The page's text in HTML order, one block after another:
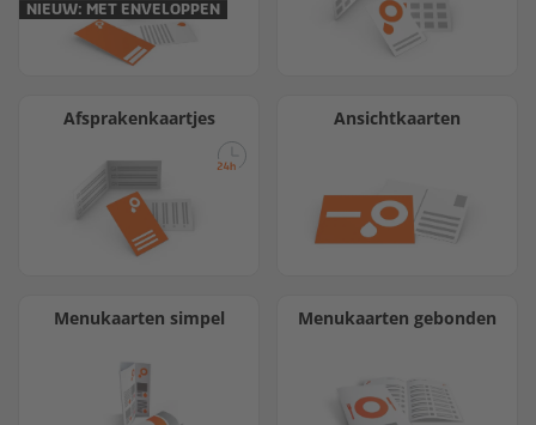
NIEUW: MET ENVELOPPEN
Afsprakenkaartjes Ansichtkaarten
Menukaarten simpel Menukaarten gebonden